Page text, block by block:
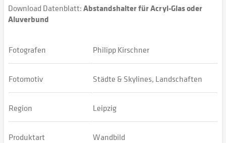
Download Datenblatt:Abstandshalter für Acryl-Glas oder
Aluverbund
Fotografen Philipp Kirschner
Fotomotiv Städte & Skylines, Landschaften
Region Leipzig
Produktart Wandbild